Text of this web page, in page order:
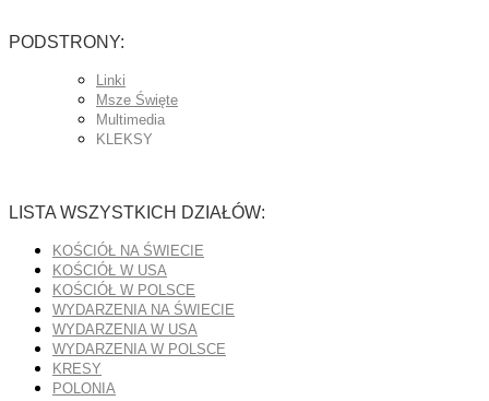
PODSTRONY:
Linki
Msze Święte
Multimedia
KLEKSY
LISTA WSZYSTKICH DZIAŁÓW:
KOŚCIÓŁ NA ŚWIECIE
KOŚCIÓŁ W USA
KOŚCIÓŁ W POLSCE
WYDARZENIA NA ŚWIECIE
WYDARZENIA W USA
WYDARZENIA W POLSCE
KRESY
POLONIA